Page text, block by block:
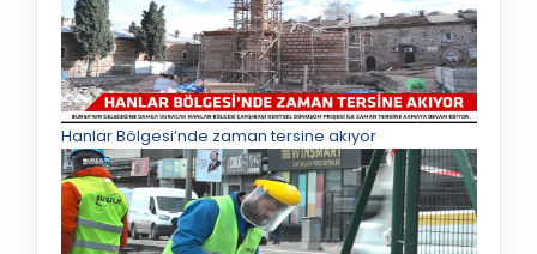
Hanlar Bölgesi’nde zaman tersine akıyor